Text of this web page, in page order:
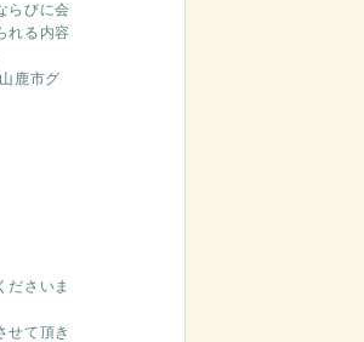
らびに会
れる内容
鹿市グ
ださいま
せて頂き